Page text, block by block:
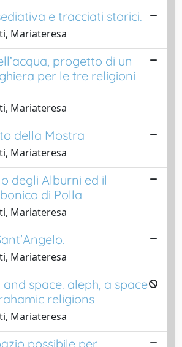
e tracciati storici.
Mariateresa
progetto di un
per le tre religioni
Mariateresa
della Mostra
Mariateresa
degli Alburni ed il
di Polla
Mariateresa
Mariateresa
and space. aleph, a space
religions
Mariateresa
possibile per